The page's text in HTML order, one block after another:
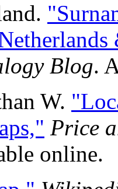
Blog.
W.
Price
online.